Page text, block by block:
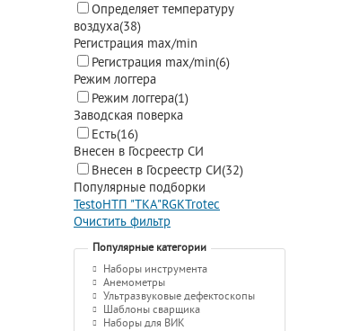
Определяет температуру
воздуха(38)
Регистрация max/min
Регистрация max/min(6)
Режим логгера
Режим логгера(1)
Заводская поверка
Есть(16)
Внесен в Госреестр СИ
Внесен в Госреестр СИ(32)
Популярные подборки
TestoНТП "ТКА"RGKTrotec
Очистить фильтр
Популярные категории
Наборы инструмента
Анемометры
Ультразвуковые дефектоскопы
Шаблоны сварщика
Наборы для ВИК